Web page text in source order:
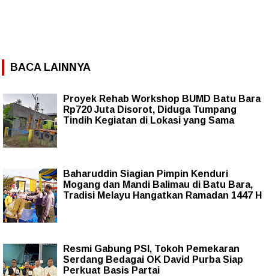
BACA LAINNYA
Proyek Rehab Workshop BUMD Batu Bara
Rp720 Juta Disorot, Diduga Tumpang
Tindih Kegiatan di Lokasi yang Sama
Baharuddin Siagian Pimpin Kenduri
Mogang dan Mandi Balimau di Batu Bara,
Tradisi Melayu Hangatkan Ramadan 1447 H
Resmi Gabung PSI, Tokoh Pemekaran
Serdang Bedagai OK David Purba Siap
Perkuat Basis Partai